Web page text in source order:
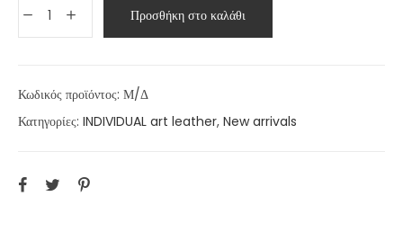
Προσθήκη στο καλάθι
Κωδικός προϊόντος: Μ/Δ
Κατηγορίες: INDIVIDUAL art leather, New arrivals